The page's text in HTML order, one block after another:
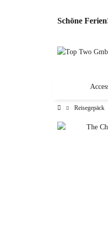
Schöne
Reisegepäck